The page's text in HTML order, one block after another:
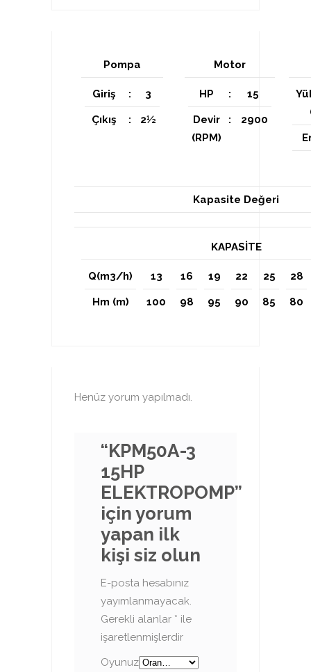
Pompa
Giriş : 3
Çıkış : 2½
Motor
HP : 15
Devir
(RPM)
: 2900
Kapasite Değeri
KAPASİTE
Q(m3/h)
Hm (m)
13
100
16
98
19
95
22
90
25
85
28
80
Henüz yorum yapılmadı.
“KPM50A-3
15HP
ELEKTROPOMP”
için yorum
yapan ilk
kişi siz olun
E-posta hesabınız
yayımlanmayacak.
Gerekli alanlar * ile
işaretlenmişlerdir
Oyunuz